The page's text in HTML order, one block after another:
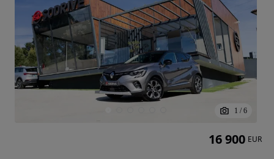
1 / 6
16 900 EUR